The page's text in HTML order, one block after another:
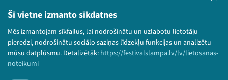
Šī vietne izmanto sīkdatnes
Mēs izmantojam sīkfailus, lai nodrošinātu un uzlabotu lietotāju
pieredzi, nodrošinātu sociālo saziņas līdzekļu funkcijas un analizētu
mūsu datplūsmu. Detalizētāk: https://festivalslampa.lv/lv/lietosanas-
noteikumi
Lietošanas noteikumi un sīkdatņu politika
Bērnu aizsardzības politika
© 2026 Sarunu festivāls LAMPA Visas tiesības
paturētas.